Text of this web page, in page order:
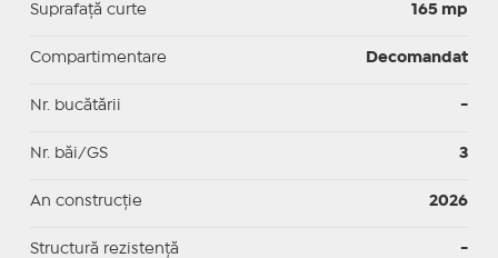
Suprafaţă curte 165 mp
Compartimentare Decomandat
Nr. bucătării -
Nr. băi/GS 3
An construcție 2026
Structură rezistență -